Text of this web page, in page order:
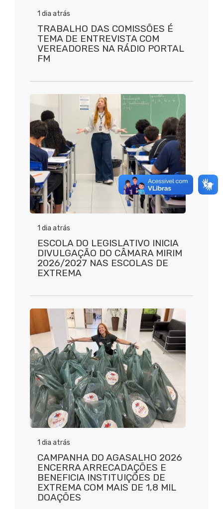
1 dia atrás
TRABALHO DAS COMISSÕES É
TEMA DE ENTREVISTA COM
VEREADORES NA RÁDIO PORTAL
FM
1 dia atrás
ESCOLA DO LEGISLATIVO INICIA
DIVULGAÇÃO DO CÂMARA MIRIM
2026/2027 NAS ESCOLAS DE
EXTREMA
1 dia atrás
CAMPANHA DO AGASALHO 2026
ENCERRA ARRECADAÇÕES E
BENEFICIA INSTITUIÇÕES DE
EXTREMA COM MAIS DE 1,8 MIL
DOAÇÕES